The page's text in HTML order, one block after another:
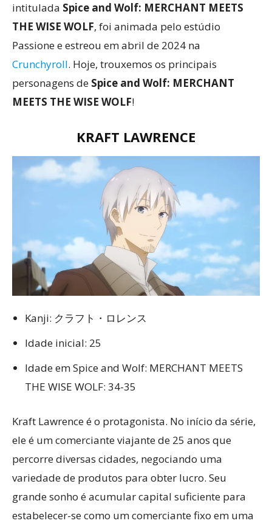
intitulada Spice and Wolf: MERCHANT MEETS
THE WISE WOLF, foi animada pelo estúdio
Passione e estreou em abril de 2024 na
Crunchyroll. Hoje, trouxemos os principais
personagens de Spice and Wolf: MERCHANT
MEETS THE WISE WOLF!
KRAFT LAWRENCE
Kanji: クラフト・ロレンス
Idade inicial: 25
Idade em Spice and Wolf: MERCHANT MEETS
THE WISE WOLF: 34-35
Kraft Lawrence é o protagonista. No início da série,
ele é um comerciante viajante de 25 anos que
percorre diversas cidades, negociando uma
variedade de produtos para obter lucro. Seu
grande sonho é acumular capital suficiente para
estabelecer-se como um comerciante fixo em uma